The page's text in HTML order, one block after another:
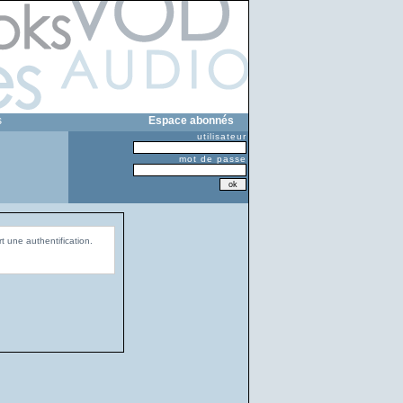
Espace abonnés
utilisateur
mot de passe
une authentification.